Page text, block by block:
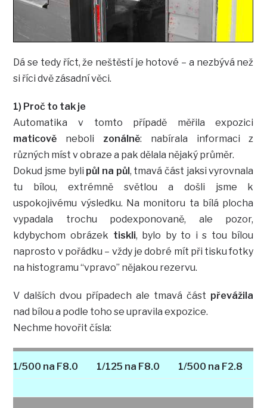
Dá se tedy říct, že neštěstí je hotové – a nezbývá než
si říci dvě zásadní věci.
1) Proč to tak je
Automatika v tomto případě měřila expozici
maticově neboli zonálně: nabírala informaci z
různých míst v obraze a pak dělala nějaký průměr.
Dokud jsme byli půl na půl, tmavá část jaksi vyrovnala
tu bílou, extrémně světlou a došli jsme k
uspokojivému výsledku. Na monitoru ta bílá plocha
vypadala trochu podexponovaně, ale pozor,
kdybychom obrázek tiskli, bylo by to i s tou bílou
naprosto v pořádku – vždy je dobré mít při tisku fotky
na histogramu “vpravo” nějakou rezervu.
V dalších dvou případech ale tmavá část převážila
nad bílou a podle toho se upravila expozice.
Nechme hovořit čísla:
1/500 na F8.0 1/125 na F8.0 1/500 na F2.8